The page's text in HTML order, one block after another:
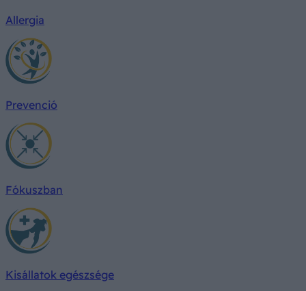
Allergia
Prevenció
Fókuszban
Kisállatok egészsége